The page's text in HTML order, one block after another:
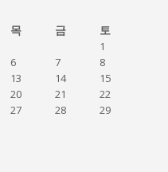
목 금
토
1
6 7
8
13 14
15
20 21
22
27 28
29